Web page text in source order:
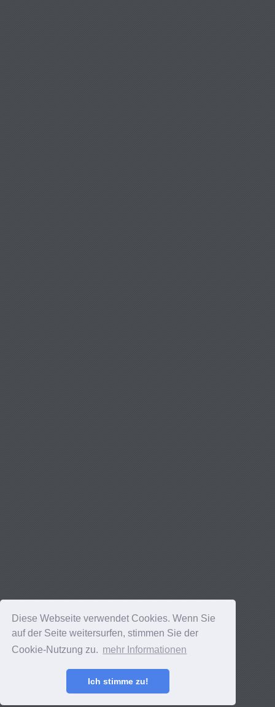
Diese Webseite verwendet Cookies. Wenn Sie
auf der Seite weitersurfen, stimmen Sie der
Cookie-Nutzung zu. mehr Informationen
Ich stimme zu!